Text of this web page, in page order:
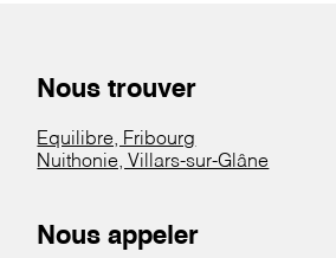
Nous trouver
Equilibre, Fribourg
Nuithonie, Villars-sur-Glâne
Nous appeler